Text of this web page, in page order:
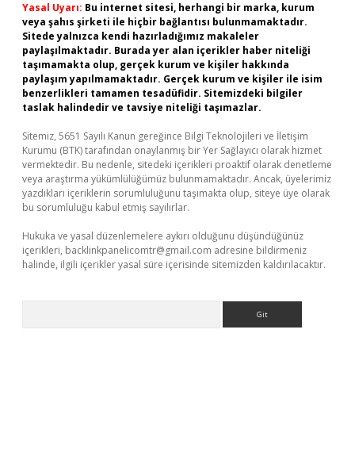
Yasal Uyarı: Bu internet sitesi, herhangi bir marka, kurum
veya şahıs şirketi ile hiçbir bağlantısı bulunmamaktadır.
Sitede yalnızca kendi hazırladığımız makaleler
paylaşılmaktadır. Burada yer alan içerikler haber niteliği
taşımamakta olup, gerçek kurum ve kişiler hakkında
paylaşım yapılmamaktadır. Gerçek kurum ve kişiler ile isim
benzerlikleri tamamen tesadüfidir. Sitemizdeki bilgiler
taslak halindedir ve tavsiye niteliği taşımazlar.
Sitemiz, 5651 Sayılı Kanun gereğince Bilgi Teknolojileri ve İletişim
Kurumu (BTK) tarafından onaylanmış bir Yer Sağlayıcı olarak hizmet
vermektedir. Bu nedenle, sitedeki içerikleri proaktif olarak denetleme
veya araştırma yükümlülüğümüz bulunmamaktadır. Ancak, üyelerimiz
yazdıkları içeriklerin sorumluluğunu taşımakta olup, siteye üye olarak
bu sorumluluğu kabul etmiş sayılırlar.
Hukuka ve yasal düzenlemelere aykırı olduğunu düşündüğünüz
içerikleri, backlinkpanelicomtr@gmail.com adresine bildirmeniz
halinde, ilgili içerikler yasal süre içerisinde sitemizden kaldırılacaktır.